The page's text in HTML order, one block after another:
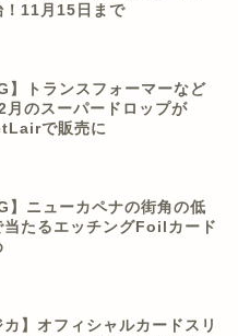
！11月15日まで
】トランスフォーマーなど
月のスーパードロップが
で販売に
】ニューカペナの街角の低
当たるエッチングFoilカード
カ】オフィシャルカードスリ